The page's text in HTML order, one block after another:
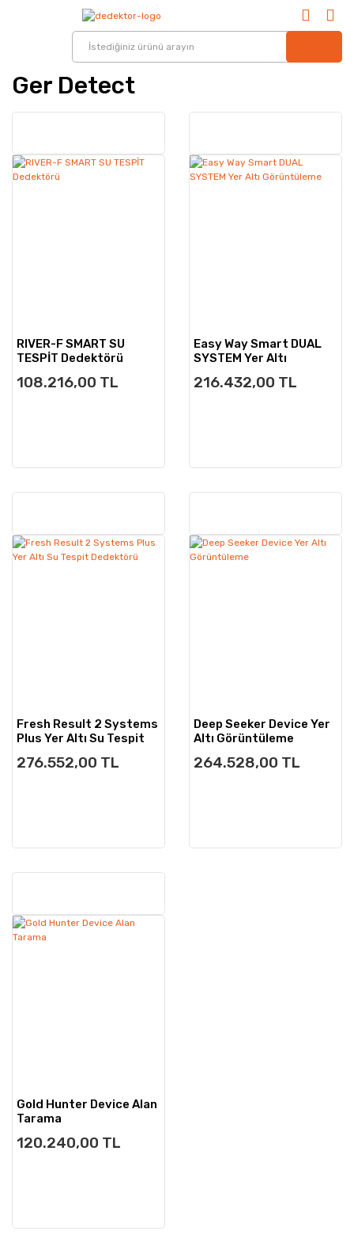
Ger Detect
RIVER-F SMART SU
TESPİT Dedektörü
108.216,00 TL
Easy Way Smart DUAL
SYSTEM Yer Altı
216.432,00 TL
Fresh Result 2 Systems
Plus Yer Altı Su Tespit
276.552,00 TL
Deep Seeker Device Yer
Altı Görüntüleme
264.528,00 TL
Gold Hunter Device Alan
Tarama
120.240,00 TL